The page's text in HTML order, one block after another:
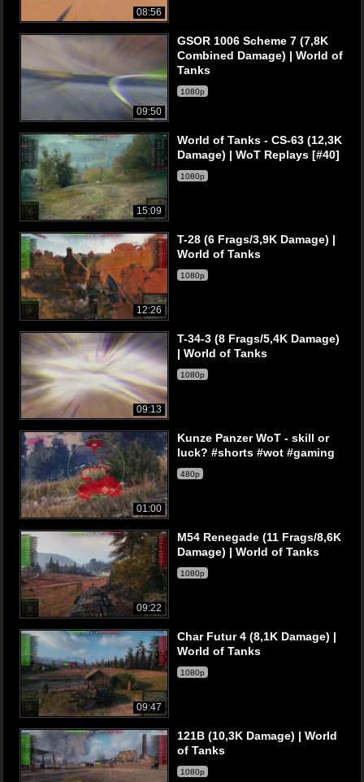
08:56
09:50
GSOR 1006 Scheme 7 (7,8K
Combined Damage) | World of
Tanks
1080p
15:09
World of Tanks - CS-63 (12,3K
Damage) | WoT Replays [#40]
1080p
12:26
T-28 (6 Frags/3,9K Damage) |
World of Tanks
1080p
09:13
T-34-3 (8 Frags/5,4K Damage)
| World of Tanks
1080p
01:00
Kunze Panzer WoT - skill or
luck? #shorts #wot #gaming
480p
09:22
M54 Renegade (11 Frags/8,6K
Damage) | World of Tanks
1080p
09:47
Char Futur 4 (8,1K Damage) |
World of Tanks
1080p
121B (10,3K Damage) | World
of Tanks
1080p